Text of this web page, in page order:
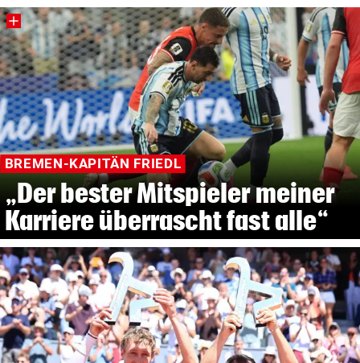
BREMEN-KAPITÄN FRIEDL
„Der bester Mitspieler meiner
Karriere überrascht fast alle“